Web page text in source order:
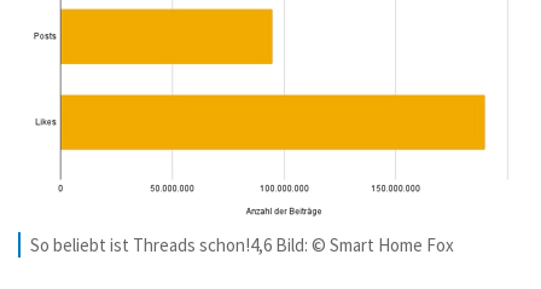
So beliebt ist Threads schon!4,6 Bild: © Smart Home Fox